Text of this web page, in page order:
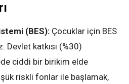
(BES): Çocuklar için BES
Devlet katkısı (%30)
ciddi bir birikim elde
riskli fonlar ile başlamak,